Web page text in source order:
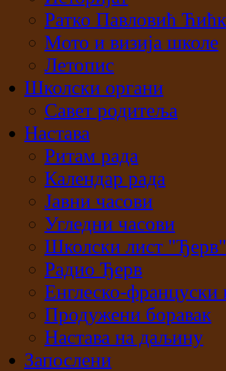
Ратко Павловић
Мото и визија школе
Летопис
Школски органи
Савет родитеља
Настава
Ритам рада
Календар рада
Јавни часови
Угледни часови
Школски лист "Ђерв"
Радио Ђерв
Енглеско-француски
Продужени боравак
Настава на даљину
Запослени